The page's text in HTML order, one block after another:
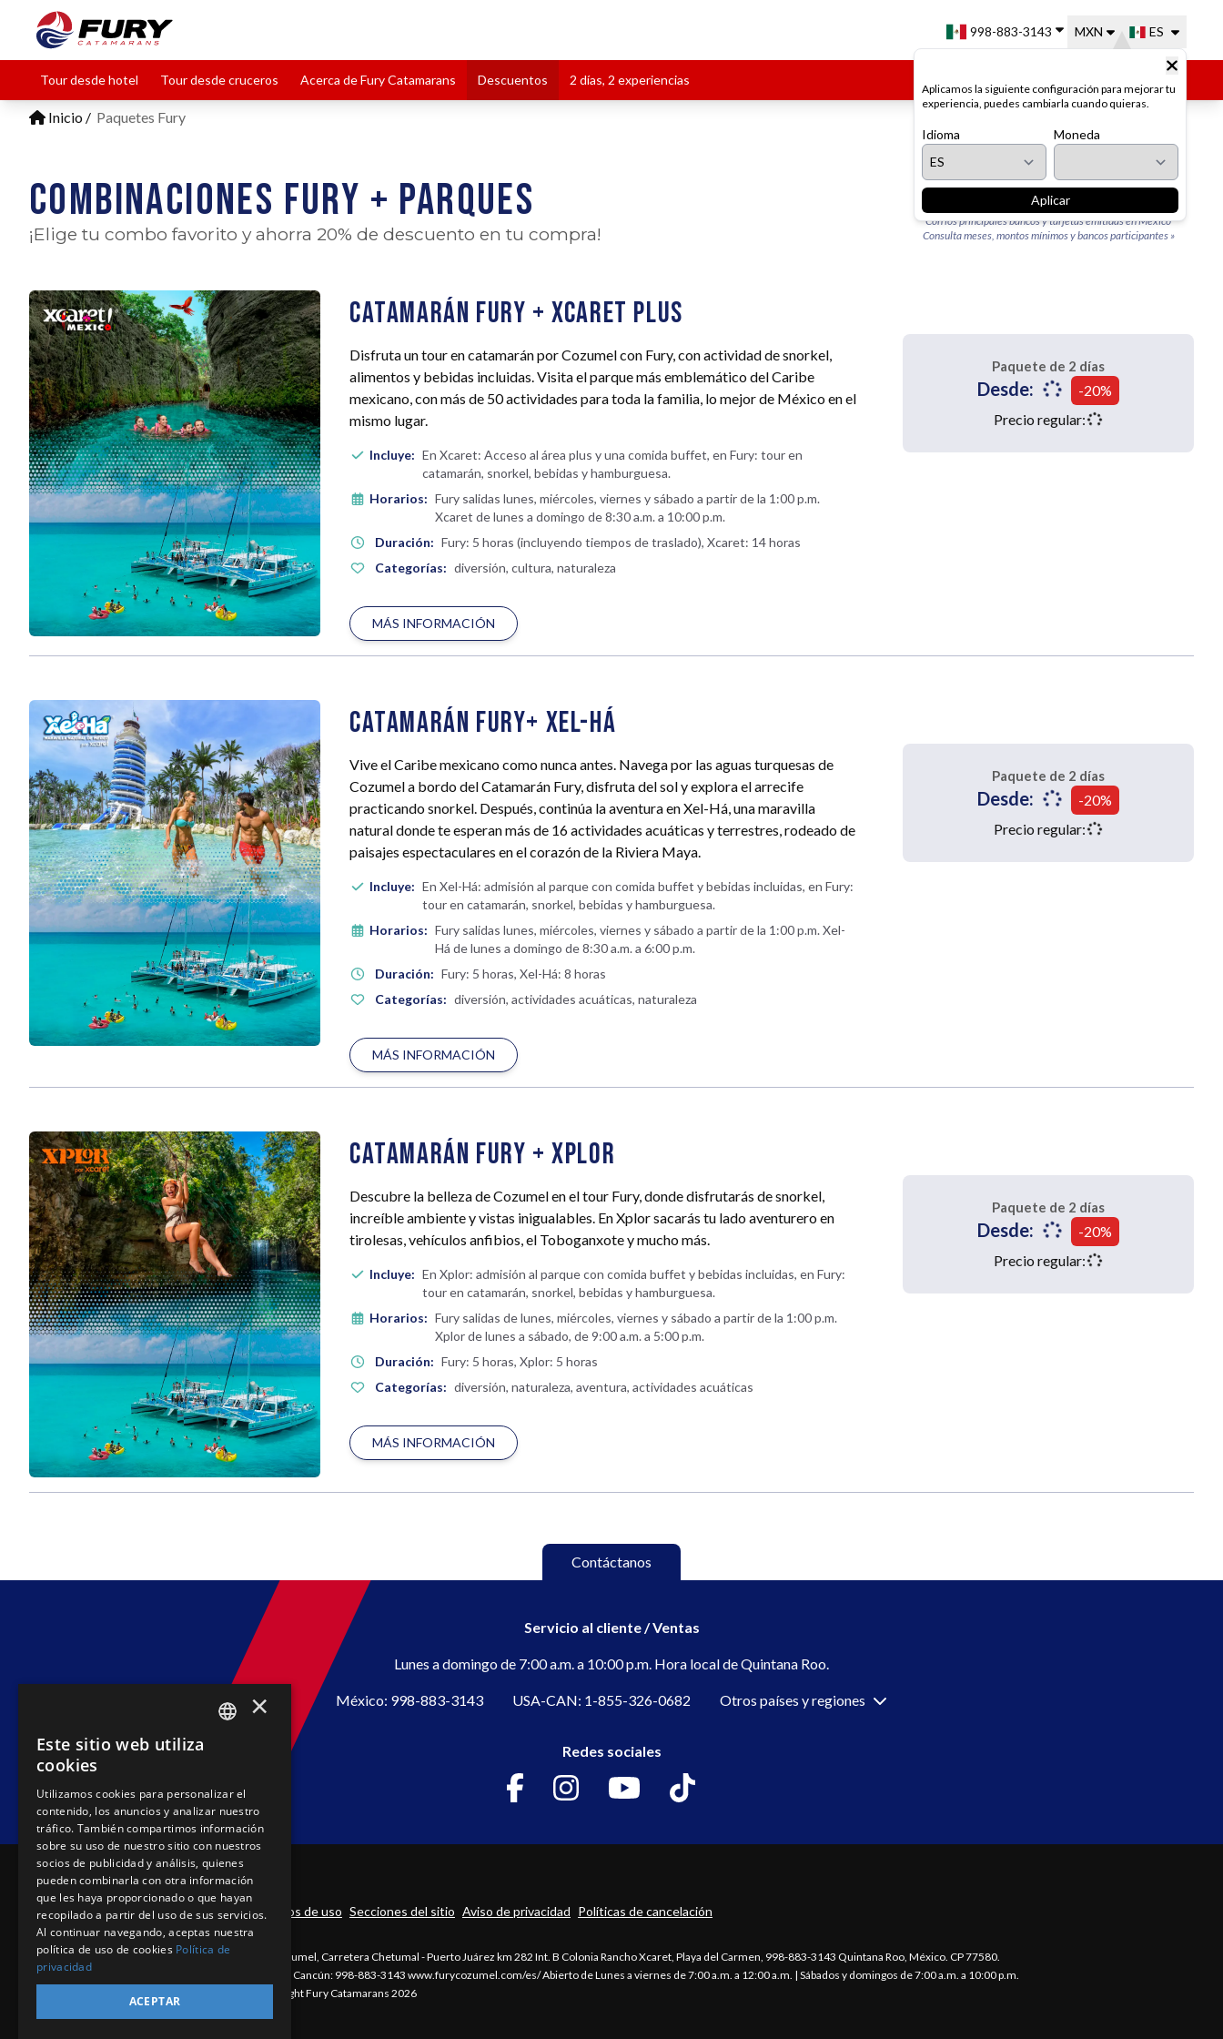
998-883-3143 MXN ES
Aplicamos la siguiente configuración para mejorar tu
experiencia, puedes cambiarla cuando quieras.
Idioma Moneda
Aplicar
Tour desde hotel Tour desde cruceros Acerca de Fury Catamarans Descuentos 2 días, 2 experiencias
Inicio Paquetes Fury
Combinaciones Fury + parques
¡Elige tu combo favorito y ahorra 20% de descuento en tu compra!
HASTA 15 MESES
Con los principales bancos y tarjetas emitidas en México
Consulta meses, montos mínimos y bancos participantes»
Catamarán Fury + Xcaret Plus
Disfruta un tour en catamarán por Cozumel con Fury, con actividad de snorkel,
alimentos y bebidas incluidas. Visita el parque más emblemático del Caribe
mexicano, con más de 50 actividades para toda la familia, lo mejor de México en el
mismo lugar.
Incluye: En Xcaret: Acceso al área plus y una comida buffet, en Fury: tour en
catamarán, snorkel, bebidas y hamburguesa.
Horarios: Fury salidas lunes, miércoles, viernes y sábado a partir de la 1:00 p.m.
Xcaret de lunes a domingo de 8:30 a.m. a 10:00 p.m.
Duración: Fury: 5 horas (incluyendo tiempos de traslado), Xcaret: 14 horas
Categorías: diversión, cultura, naturaleza
MÁS INFORMACIÓN
Paquete de 2 días
Desde:
-20%
Precio regular:
Catamarán Fury+ Xel-Há
Vive el Caribe mexicano como nunca antes. Navega por las aguas turquesas de
Cozumel a bordo del Catamarán Fury, disfruta del sol y explora el arrecife
practicando snorkel. Después, continúa la aventura en Xel-Há, una maravilla
natural donde te esperan más de 16 actividades acuáticas y terrestres, rodeado de
paisajes espectaculares en el corazón de la Riviera Maya.
Incluye: En Xel-Há: admisión al parque con comida buffet y bebidas incluidas, en Fury:
tour en catamarán, snorkel, bebidas y hamburguesa.
Horarios: Fury salidas lunes, miércoles, viernes y sábado a partir de la 1:00 p.m. Xel-
Há de lunes a domingo de 8:30 a.m. a 6:00 p.m.
Duración: Fury: 5 horas, Xel-Há: 8 horas
Categorías: diversión, actividades acuáticas, naturaleza
MÁS INFORMACIÓN
Paquete de 2 días
Desde:
-20%
Precio regular:
Catamarán Fury + Xplor
Descubre la belleza de Cozumel en el tour Fury, donde disfrutarás de snorkel,
increíble ambiente y vistas inigualables. En Xplor sacarás tu lado aventurero en
tirolesas, vehículos anfibios, el Toboganxote y mucho más.
Incluye: En Xplor: admisión al parque con comida buffet y bebidas incluidas, en Fury:
tour en catamarán, snorkel, bebidas y hamburguesa.
Horarios: Fury salidas de lunes, miércoles, viernes y sábado a partir de la 1:00 p.m.
Xplor de lunes a sábado, de 9:00 a.m. a 5:00 p.m.
Duración: Fury: 5 horas, Xplor: 5 horas
Categorías: diversión, naturaleza, aventura, actividades acuáticas
MÁS INFORMACIÓN
Paquete de 2 días
Desde:
-20%
Precio regular:
Contáctanos
Servicio al cliente / Ventas
Lunes a domingo de 7:00 a.m. a 10:00 p.m. Hora local de Quintana Roo.
México: 998-883-3143 USA-CAN: 1-855-326-0682 Otros países y regiones
Redes sociales
Términos de uso Secciones del sitio Aviso de privacidad Políticas de cancelación
Fury Cozumel, Carretera Chetumal - Puerto Juárez km 282 Int. B Colonia Rancho Xcaret, Playa del Carmen, 998-883-3143 Quintana Roo, México. CP 77580.
Teléfono Cancún: 998-883-3143 www.furycozumel.com/es/Abierto de Lunes a viernes de 7:00 a.m. a 12:00 a.m. | Sábados y domingos de 7:00 a.m. a 10:00 p.m.
©Copyright Fury Catamarans 2026
EN
×
Este sitio web utiliza
cookies
Utilizamos cookies para personalizar el
contenido, los anuncios y analizar nuestro
tráfico. También compartimos información
sobre su uso de nuestro sitio con nuestros
socios de publicidad y análisis, quienes
pueden combinarla con otra información
que les haya proporcionado o que hayan
recopilado a partir del uso de sus servicios.
Al continuar navegando, aceptas nuestra
política de uso de cookies Política de
privacidad
ACEPTAR